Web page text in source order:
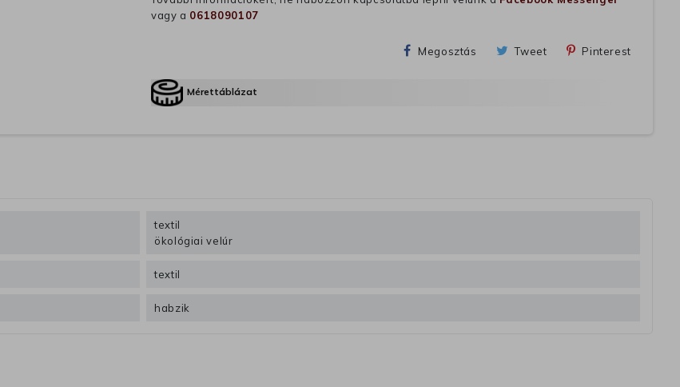
vagy a 0618090107
Megosztás Tweet Pinterest
Mérettáblázat
textil
ökológiai velúr
textil
habzik